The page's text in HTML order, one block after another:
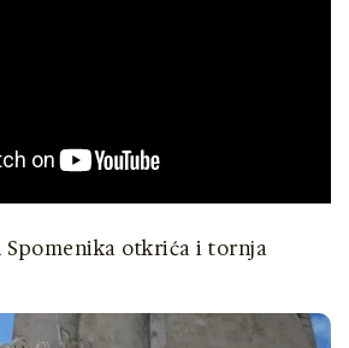
Spomenika otkrića i tornja